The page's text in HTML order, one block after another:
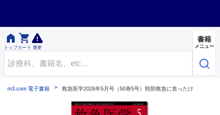

トップ

カート 重要
書籍
メニュー
m3.com 電子書籍 救急医学2026年5月号（50巻5号）頸部救急に首ったけ